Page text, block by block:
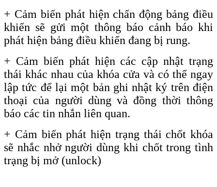
+ Cảm biến phát hiện chấn động bảng điều
khiển sẽ gửi một thông báo cảnh báo khi
phát hiện bảng điều khiển đang bị rung.
+ Cảm biến phát hiện các cập nhật trạng
thái khác nhau của khóa cửa và có thể ngay
lập tức để lại một bản ghi nhật ký trên điện
thoại của người dùng và đồng thời thông
báo các tin nhắn liên quan.
+ Cảm biến phát hiện trạng thái chốt khóa
sẽ nhắc nhở người dùng khi chốt trong tình
trạng bị mở (unlock)